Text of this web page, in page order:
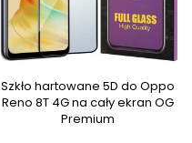
Szkło hartowane 5D do Oppo
Reno 8T 4G na cały ekran OG
Premium